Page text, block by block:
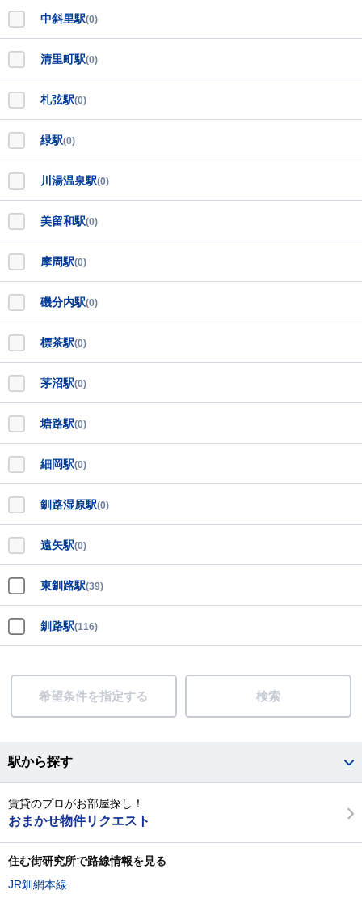
中斜里駅(0)
清里町駅(0)
札弦駅(0)
緑駅(0)
川湯温泉駅(0)
美留和駅(0)
摩周駅(0)
磯分内駅(0)
標茶駅(0)
茅沼駅(0)
塘路駅(0)
細岡駅(0)
釧路湿原駅(0)
遠矢駅(0)
東釧路駅(39)
釧路駅(116)
希望条件を指定する 検索
駅から探す
賃貸のプロがお部屋探し！
おまかせ物件リクエスト
住む街研究所で路線情報を見る
JR釧網本線